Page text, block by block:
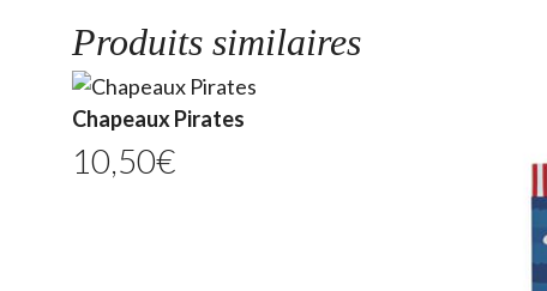
Produits similaires
Chapeaux Pirates
10,50€